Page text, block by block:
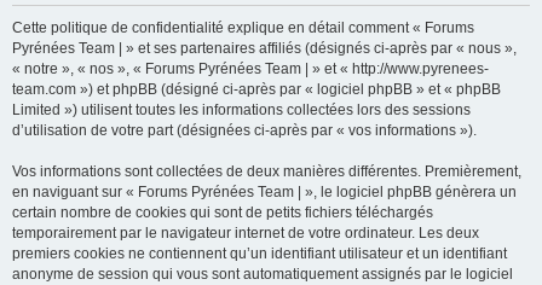
h
Cette politique de confidentialité explique en détail comment « Forums
Pyrénées Team | » et ses partenaires affiliés (désignés ci-après par « nous »,
« notre », « nos », « Forums Pyrénées Team | » et « http://www.pyrenees-
team.com ») et phpBB (désigné ci-après par « logiciel phpBB » et « phpBB
Limited ») utilisent toutes les informations collectées lors des sessions
d’utilisation de votre part (désignées ci-après par « vos informations »).
Vos informations sont collectées de deux manières différentes. Premièrement,
en naviguant sur « Forums Pyrénées Team | », le logiciel phpBB génèrera un
certain nombre de cookies qui sont de petits fichiers téléchargés
temporairement par le navigateur internet de votre ordinateur. Les deux
premiers cookies ne contiennent qu’un identifiant utilisateur et un identifiant
anonyme de session qui vous sont automatiquement assignés par le logiciel